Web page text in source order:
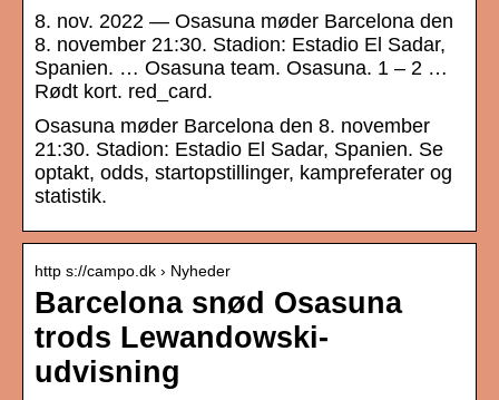
8. nov. 2022 — Osasuna møder Barcelona den
8. november 21:30. Stadion: Estadio El Sadar,
Spanien. … Osasuna team. Osasuna. 1 – 2 …
Rødt kort. red_card.
Osasuna møder Barcelona den 8. november
21:30. Stadion: Estadio El Sadar, Spanien. Se
optakt, odds, startopstillinger, kampreferater og
statistik.
http s://campo.dk › Nyheder
Barcelona snød Osasuna
trods Lewandowski-
udvisning